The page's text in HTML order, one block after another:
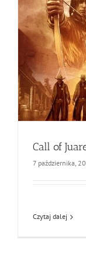
Call of
7 października,
Czytaj dalej